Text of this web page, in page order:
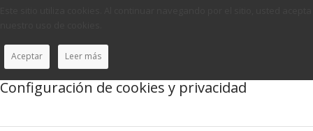
Aceptar Leer más
Configuración de cookies y privacidad